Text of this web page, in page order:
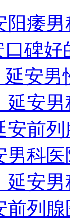
阳痿
口碑好
安男
延安
安前
男科
延安
列腺